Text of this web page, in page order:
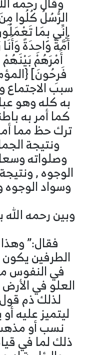
الرُّسُلُ كُلُوا
إِنِّي بِمَا
أُمَّةً وَاحِدَةً
أَمْرَهُمْ
سبب الاجتماع
به كله وهو
كما أمر به
ترك حظ مما
ونتيجة
وصلواته
الوجوه ,
وسواد الوجوه
وبين رحمه
فقال:”
الطرفين يكون
في النفوس
العلو في
لذلك ذم
ليتميز عليه
نسب أو
ذلك لما في